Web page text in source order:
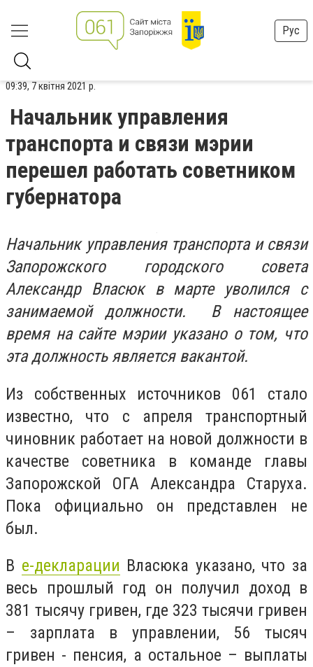
Рус
09:39, 7 квітня 2021 р.
Начальник управления
транспорта и связи мэрии
перешел работать советником
губернатора
Начальник управления транспорта и связи
Запорожского городского совета
Александр Власюк в марте уволился с
занимаемой должности. В настоящее
время на сайте мэрии указано о том, что
эта должность является вакантой.
Из собственных источников 061 стало
известно, что с апреля транспортный
чиновник работает на новой должности в
качестве советника в команде главы
Запорожской ОГА Александра Старуха.
Пока официально он представлен не
был.
В е-декларации Власюка указано, что за
весь прошлый год он получил доход в
381 тысячу гривен, где 323 тысячи гривен
– зарплата в управлении, 56 тысяч
гривен - пенсия, а остальное – выплаты